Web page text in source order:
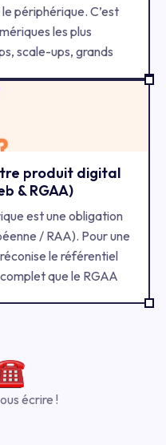
périphérique. C’est
les plus
scale-ups, grands
l’attention des
digitales de qualité.
: faut-il absolument
Paris, ou est-ce qu’une
l’étranger) peut faire
compte. Travailler
jouer à domicile
française. Voici
produit digital
& RGAA)
est une obligation
/ RAA). Pour une
le référentiel
que le RGAA
de marque inclusive.‍
écrire !